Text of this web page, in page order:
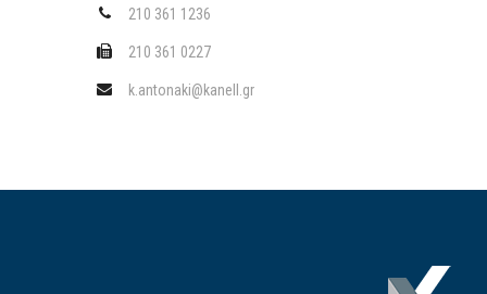
210 361 1236
210 361 0227
k.antonaki@kanell.gr